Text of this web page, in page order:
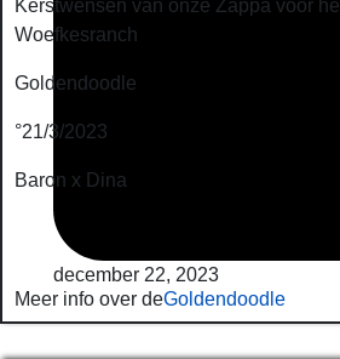
december 22, 2023
Kerstwensen van onze Zappa voor
Woefkesranch
Goldendoodle
°21/3/2023
Baron x Dina
Meer info over deGoldendoodle